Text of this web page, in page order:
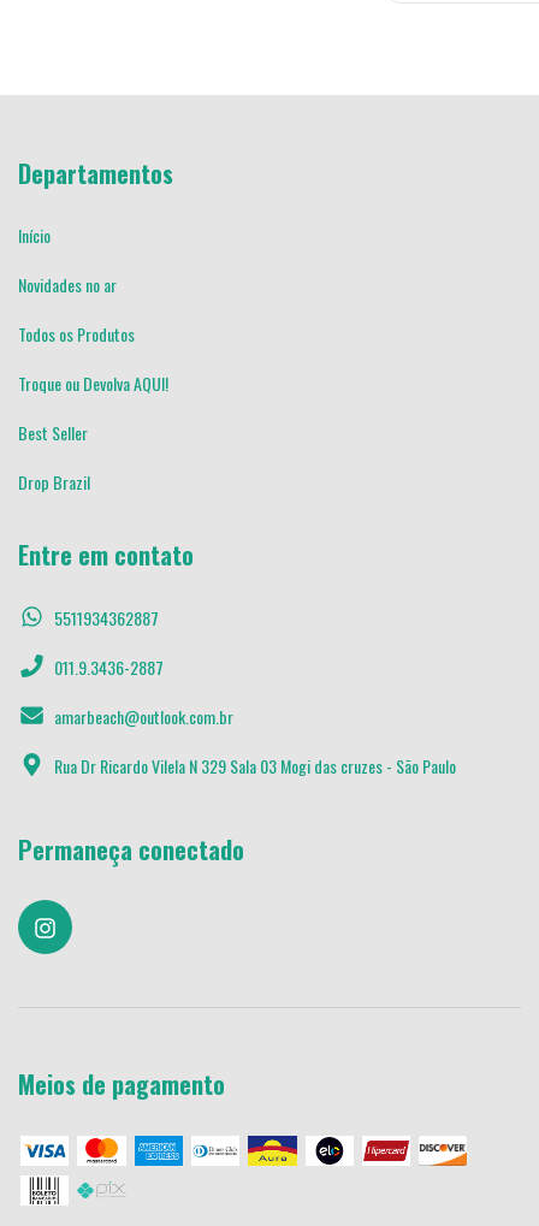
Departamentos
Início
Novidades no ar
Todos os Produtos
Troque ou Devolva AQUI!
Best Seller
Drop Brazil
Entre em contato
5511934362887
011.9.3436-2887
amarbeach@outlook.com.br
Rua Dr Ricardo Vilela N 329 Sala 03 Mogi das cruzes - São Paulo
Permaneça conectado
Meios de pagamento